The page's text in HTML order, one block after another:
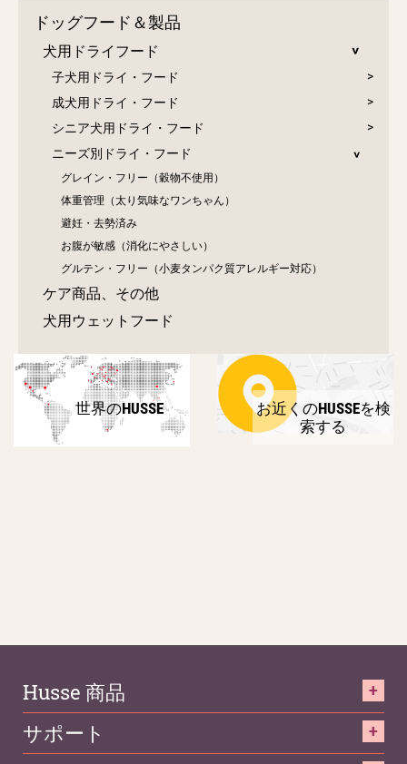
ドッグフード＆製品
犬用ドライフード
子犬用ドライ・フード
成犬用ドライ・フード
シニア犬用ドライ・フード
ニーズ別ドライ・フード
グレイン・フリー（穀物不使用）
体重管理（太り気味なワンちゃん）
避妊・去勢済み
お腹が敏感（消化にやさしい）
グルテン・フリー（小麦タンパク質アレルギー対応）
ケア商品、その他
犬用ウェットフード
世界のHUSSE
お近くのHUSSEを検
索する
Husse 商品
サポート